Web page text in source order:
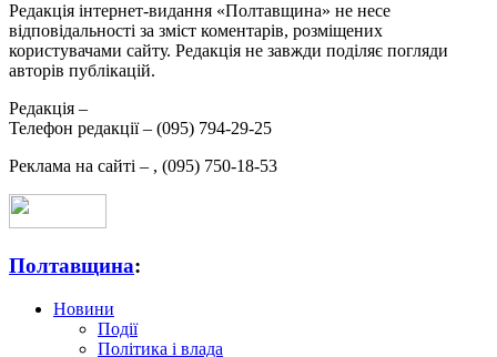
Редакція інтернет-видання «Полтавщина» не несе
відповідальності за зміст коментарів, розміщених
користувачами сайту. Редакція не завжди поділяє погляди
авторів публікацій.
Редакція –
Телефон редакції – (095) 794-29-25
Реклама на сайті – , (095) 750-18-53
Полтавщина:
Новини
Події
Політика і влада